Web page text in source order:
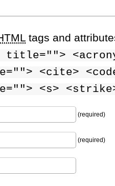
tags and
<cite>
<s>
(required)
(required)